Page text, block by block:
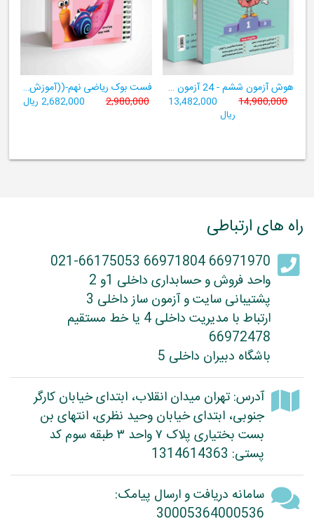
هوش آزمون ششم - 24 آزمون شبیه ساز تیزهوشان
14,980,000
13,482,000
ریال
فست بوک ریاضی نهم-((آموزش سریع، آسان و کامل ریاضی پایۀ نهم))
2,980,000 2,682,000 ریال
راه های ارتباطی
66971970 66971804 021-66175053
واحد فروش و حسابداری داخلی 1و 2
پشتیبانی سایت و آزمون ساز داخلی 3
ارتباط با مدیریت داخلی 4 یا خط مستقیم
66972478
باشگاه دبیران داخلی 5
آدرس: تهران میدان انقلاب، ابتدای خیابان کارگر
جنوبی، ابتدای خیابان وحید نظری، انتهای بن
بست بختیاری پلاک ۷ واحد ۳ طبقه سوم کد
پستی: 1314614363
سامانه دریافت و ارسال پیامک:
30005364000536